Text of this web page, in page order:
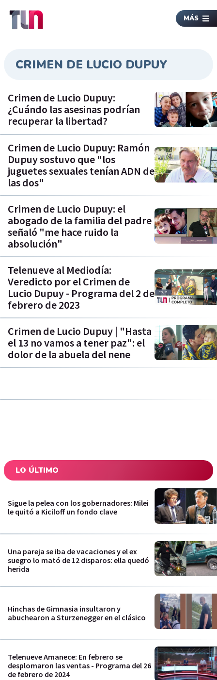
MÁS
CRIMEN DE LUCIO DUPUY
Crimen de Lucio Dupuy:
¿Cuándo las asesinas podrían
recuperar la libertad?
Crimen de Lucio Dupuy: Ramón
Dupuy sostuvo que "los
juguetes sexuales tenían ADN de
las dos"
Crimen de Lucio Dupuy: el
abogado de la familia del padre
señaló "me hace ruido la
absolución"
Telenueve al Mediodía:
Veredicto por el Crimen de
Lucio Dupuy - Programa del 2 de
febrero de 2023
Crimen de Lucio Dupuy | "Hasta
el 13 no vamos a tener paz": el
dolor de la abuela del nene
LO ÚLTIMO
Sigue la pelea con los gobernadores: Milei
le quitó a Kiciloff un fondo clave
Una pareja se iba de vacaciones y el ex
suegro lo mató de 12 disparos: ella quedó
herida
Hinchas de Gimnasia insultaron y
abuchearon a Sturzenegger en el clásico
Telenueve Amanece: En febrero se
desplomaron las ventas - Programa del 26
de febrero de 2024